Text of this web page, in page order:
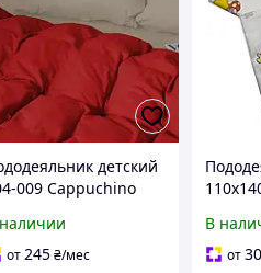
детский
009 Cappuchino
110х140
от245₴/мес
В
от30